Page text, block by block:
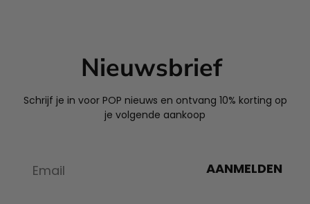
Nieuwsbrief
Schrijf je in voor POP nieuws en ontvang 10% korting op
je volgende aankoop
AANMELDEN